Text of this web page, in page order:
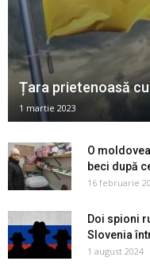
Țara prietenoasă
1 martie 2023
O
beci după
16 februarie
Doi spioni
Slovenia
1 august 2024